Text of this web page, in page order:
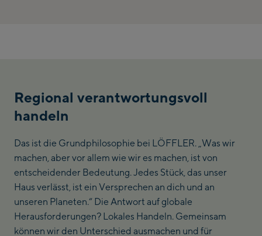
Regional verantwortungsvoll
handeln
Das ist die Grundphilosophie bei LÖFFLER. „Was wir
machen, aber vor allem wie wir es machen, ist von
entscheidender Bedeutung. Jedes Stück, das unser
Haus verlässt, ist ein Versprechen an dich und an
unseren Planeten.“ Die Antwort auf globale
Herausforderungen? Lokales Handeln. Gemeinsam
können wir den Unterschied ausmachen und für